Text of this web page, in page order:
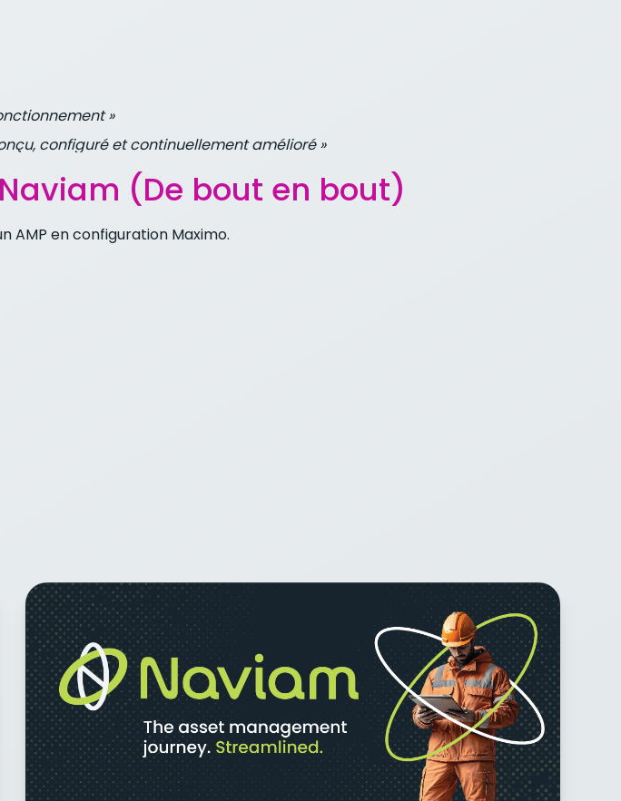
»
configuré et continuellement amélioré »
(De bout en bout)
AMP en configuration Maximo.